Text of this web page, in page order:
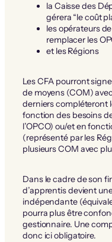
la Caisse des
gérera “le coût
les opérateurs
remplacer les
et les Régions
Les CFA pourront
de moyens (COM)
derniers compléteront
fonction des besoins
l’OPCO) ou/et en
(représenté par les
plusieurs COM avec
Dans le cadre de son
d’apprentis devient
indépendante
pourra plus être
gestionnaire. Une
donc ici obligatoire.